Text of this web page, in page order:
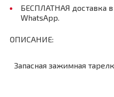
БЕСПЛАТНАЯ доставка
WhatsApp.
ОПИСАНИЕ:
Запасная зажимная